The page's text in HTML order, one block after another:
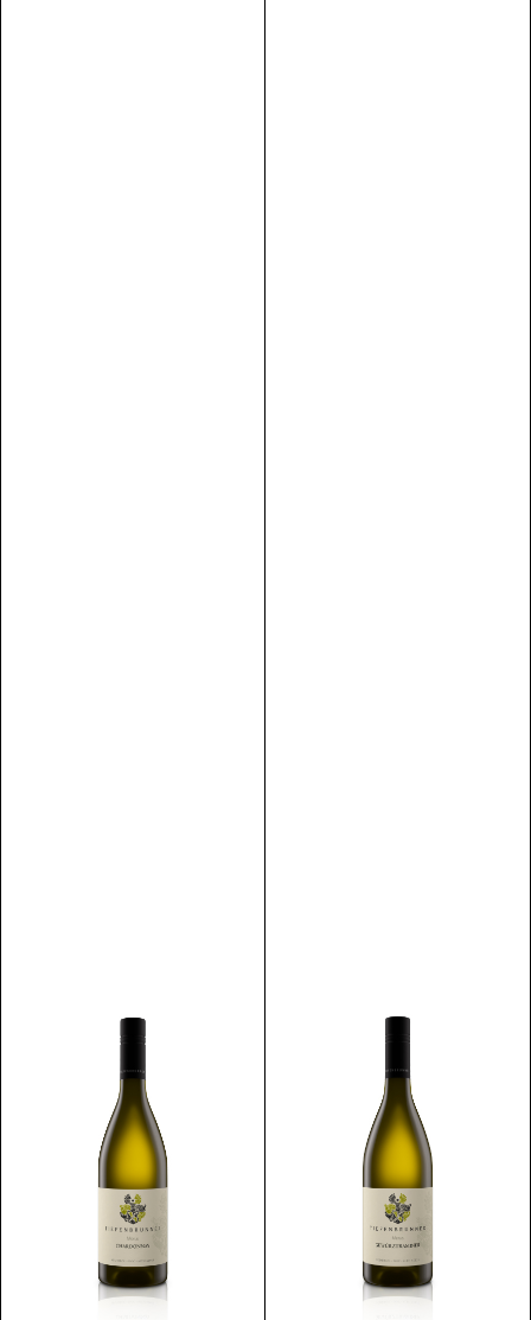
Scopri Scopri